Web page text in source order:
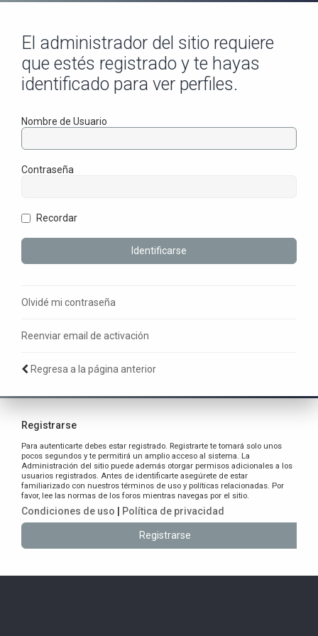
El administrador del sitio requiere
que estés registrado y te hayas
identificado para ver perfiles.
Nombre de Usuario
Contraseña
Recordar
Olvidé mi contraseña
Reenviar email de activación
Regresa a la página anterior
Registrarse
Para autenticarte debes estar registrado. Registrarte te tomará solo unos
pocos segundos y te permitirá un amplio acceso al sistema. La
Administración del sitio puede además otorgar permisos adicionales a los
usuarios registrados. Antes de identificarte asegúrete de estar
familiarizado con nuestros términos de uso y políticas relacionadas. Por
favor, lee las normas de los foros mientras navegas por el sitio.
Condiciones de uso Política de privacidad
Registrarse